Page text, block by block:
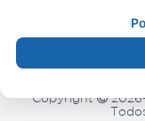
Saúde
Copyright